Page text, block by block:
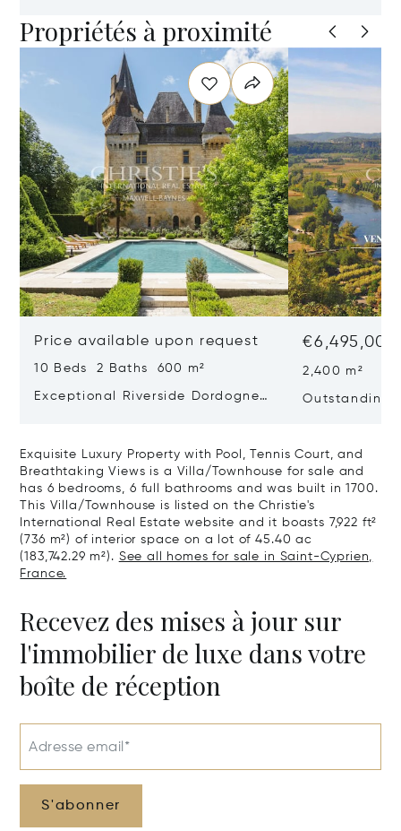
Propriétés à proximité
Price available upon request
10 Beds 2 Baths 600 m²
Exceptional Riverside Dordogne
€6,495,000
2,400 m²
Outstanding
Exquisite Luxury Property with Pool, Tennis Court, and
Breathtaking Views is a Villa/Townhouse for sale and
has 6 bedrooms, 6 full bathrooms and was built in 1700.
This Villa/Townhouse is listed on the Christie's
International Real Estate website and it boasts 7,922 ft²
(736 m²) of interior space on a lot of 45.40 ac
(183,742.29 m²). See all homes for sale in Saint-Cyprien,
France.
Recevez des mises à jour sur
l'immobilier de luxe dans votre
boîte de réception
Adresse email*
S'abonner